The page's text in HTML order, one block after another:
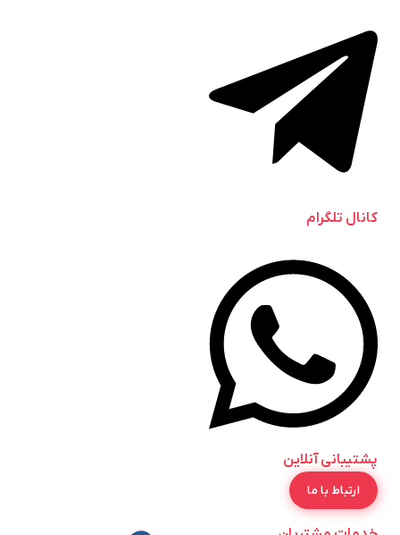
کانال تلگرام
پشتیبانی آنلاین
ارتباط با ما